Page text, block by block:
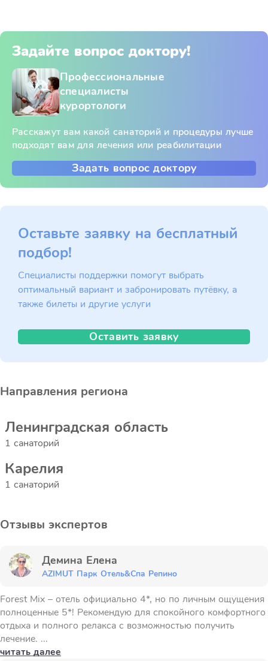
Задайте вопрос доктору!
Профессиональные
специалисты
курортологи
Расскажут вам какой санаторий и процедуры лучше
подходят вам для лечения или реабилитации
Задать вопрос доктору
Оставьте заявку на бесплатный
подбор!
Специалисты поддержки помогут выбрать
оптимальный вариант и забронировать путёвку, а
также билеты и другие услуги
Оставить заявку
Направления региона
Ленинградская область
1 санаторий
Карелия
1 санаторий
Отзывы экспертов
Демина Елена
AZIMUT Парк Отель&Спа Репино
Forest Mix – отель официально 4*, но по личным ощущения
полноценные 5*! Рекомендую для спокойного комфортного
отдыха и полного релакса с возможностью получить
лечение. ...
читать далее